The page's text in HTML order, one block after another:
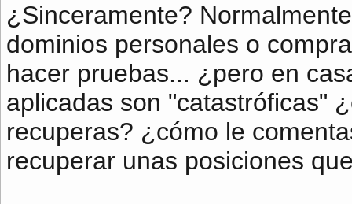
¿Sinceramente?
dominios personales o
hacer pruebas... ¿pero en
aplicadas son "catastróficas"
recuperas? ¿cómo le
recuperar unas posiciones